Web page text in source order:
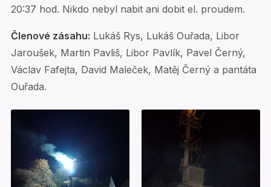
20:37 hod. Nikdo nebyl nabit ani dobit el. proudem.
Členové zásahu: Lukáš Rys, Lukáš Ouřada, Libor
Jaroušek, Martin Pavliš, Libor Pavlík, Pavel Černý,
Václav Fafejta, David Maleček, Matěj Černý a pantáta
Ouřada.